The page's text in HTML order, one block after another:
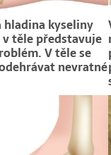
hladina kyseliny
v těle představuje
V těle se
nevratné